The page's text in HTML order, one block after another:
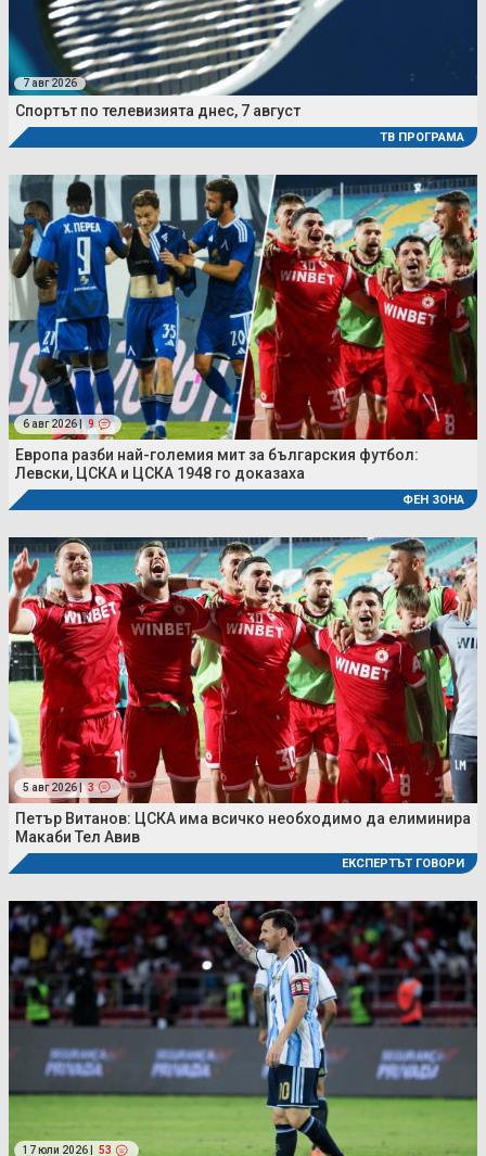
7 авг 2026
Спортът по телевизията днес, 7 август
ТВ ПРОГРАМА
6 авг 2026 | 9
Европа разби най-големия мит за българския футбол:
Левски, ЦСКА и ЦСКА 1948 го доказаха
ФЕН ЗОНА
5 авг 2026 | 3
Петър Витанов: ЦСКА има всичко необходимо да елиминира
Макаби Тел Авив
ЕКСПЕРТЪТ ГОВОРИ
17 юли 2026 | 53